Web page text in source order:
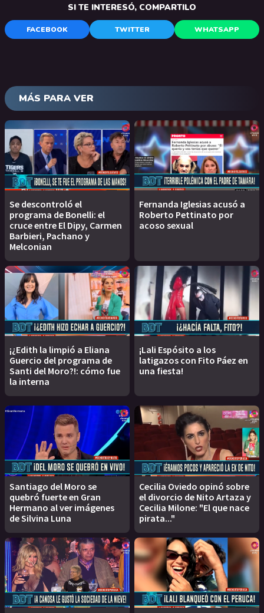
SI TE INTERESÓ, COMPARTILO
FACEBOOK TWITTER WHATSAPP
MÁS PARA VER
Se descontroló el
programa de Bonelli: el
cruce entre El Dipy, Carmen
Barbieri, Pachano y
Melconian
Fernanda Iglesias acusó a
Roberto Pettinato por
acoso sexual
¡¿Edith la limpió a Eliana
Guercio del programa de
Santi del Moro?!: cómo fue
la interna
¡Lali Espósito a los
latigazos con Fito Páez en
una fiesta!
Santiago del Moro se
quebró fuerte en Gran
Hermano al ver imágenes
de Silvina Luna
Cecilia Oviedo opinó sobre
el divorcio de Nito Artaza y
Cecilia Milone: "El que nace
pirata..."